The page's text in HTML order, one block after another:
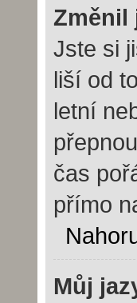
Změnil
Jste si
liší od
letní
čas
přímo
Můj